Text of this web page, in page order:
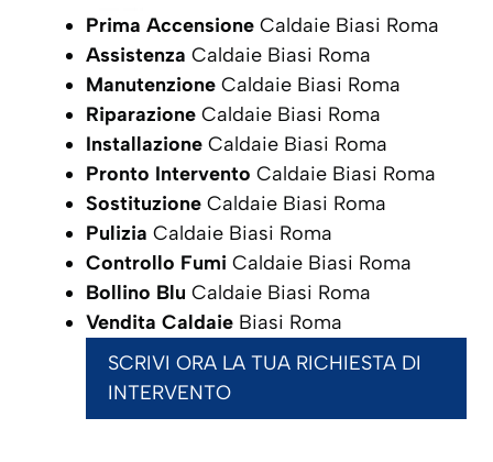
Prima Accensione Caldaie Biasi Roma
Assistenza Caldaie Biasi Roma
Manutenzione Caldaie Biasi Roma
Riparazione Caldaie Biasi Roma
Installazione Caldaie Biasi Roma
Pronto Intervento Caldaie Biasi Roma
Sostituzione Caldaie Biasi Roma
Pulizia Caldaie Biasi Roma
Controllo Fumi Caldaie Biasi Roma
Bollino Blu Caldaie Biasi Roma
Vendita Caldaie Biasi Roma
SCRIVI ORA LA TUA RICHIESTA DI
INTERVENTO